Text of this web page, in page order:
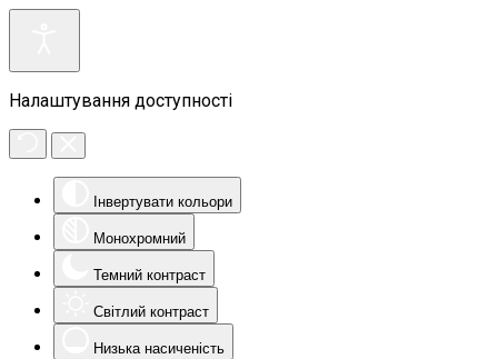
Налаштування доступності
Інвертувати кольори
Монохромний
Темний контраст
Світлий контраст
Низька насиченість